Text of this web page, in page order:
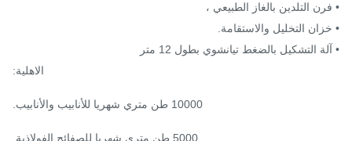
التلدين بالغاز الطبيعي ،
التخليل والاستقامة.
التشكيل بالضغط تيانشوي بطول 12 متر
الاهلية:
10000 طن متري شهريا للأنابيب والأنابيب.